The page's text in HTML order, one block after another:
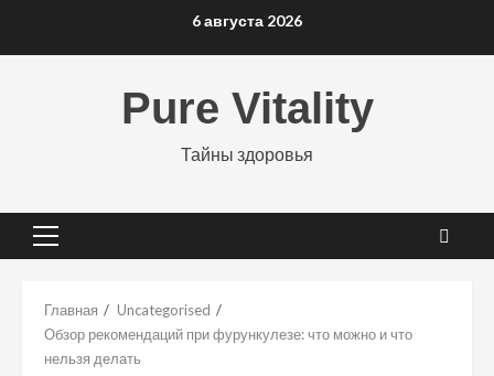
6 августа 2026
Pure Vitality
Тайны здоровья
Основное
Главная
Uncategorised
Обзор рекомендаций при фурункулезе: что можно и что
нельзя делать